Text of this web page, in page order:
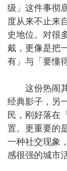
级」这件事彻
度从来不止来
史地位。对很
戴，更像是把
有」与「要懂
这份热闹其
经典影子，另
民，刚好落在
置。更重要的
一种社交现象
感很强的城市